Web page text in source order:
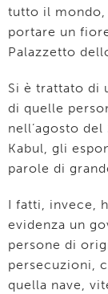
tutto il mondo,
portare un
Palazzetto
Si è trattato di
di quelle
nell’agosto
Kabul, gli
parole di
I fatti, invece,
evidenza un
persone di
persecuzioni,
quella nave,